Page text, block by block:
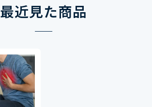
最近見た商品